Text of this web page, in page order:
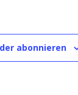
abonnieren